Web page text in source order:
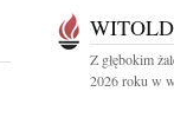
Z głębokim
2026 roku w